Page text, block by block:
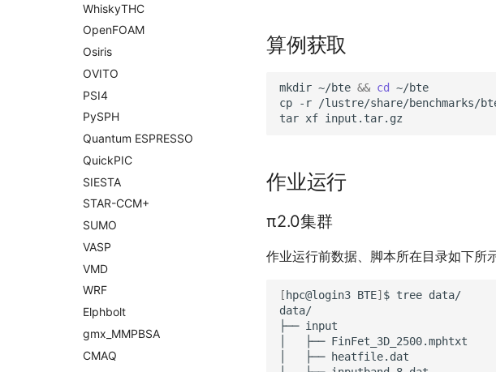
WhiskyTHC
OpenFOAM
Osiris
OVITO
PSI4
PySPH
Quantum ESPRESSO
QuickPIC
SIESTA
STAR-CCM+
SUMO
VASP
VMD
WRF
Elphbolt
gmx_ MMPBSA
CMAQ
算例获取
mkdir ~/bte && cd
~/bte
cp
-r /lustre/share/benchmarks/
tar xf
作业运行
π2.0集群
作业运行前数据、脚本所在目录如下所
[ hpc@login3 BTE] $ tree data/
data/
├── input
├── FinFet_3D_2500.mphtxt
├──
heatfile.dat